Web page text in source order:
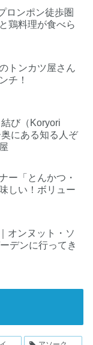
ロンポン徒歩圏
鶏料理が食べら
トンカツ屋さん
チ！
び（Koryori
にある知る人ぞ
ー「とんかつ・
しい！ボリュー
オンヌット・ソ
デンに行ってき